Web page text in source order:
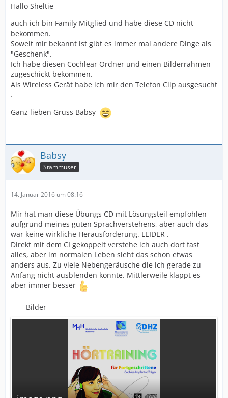
Hallo Sheltie
auch ich bin Family Mitglied und habe diese CD nicht
bekommen.
Soweit mir bekannt ist gibt es immer mal andere Dinge als
"Geschenk".
Ich habe diesen Cochlear Ordner und einen Bilderrahmen
zugeschickt bekommen.
Als Wireless Gerät habe ich mir den Telefon Clip ausgesucht
.
Ganz lieben Gruss Babsy
Babsy
Stammuser
14. Januar 2016 um 08:16
Mir hat man diese Übungs CD mit Lösungsteil empfohlen
aufgrund meines guten Sprachverstehens, aber auch das
war keine wirkliche Herausforderung. LEIDER .
Direkt mit dem CI gekoppelt verstehe ich auch dort fast
alles, aber im normalen Leben sieht das schon etwas
anders aus. Zu viele Nebengeräusche die ich gerade zu
Anfang nicht ausblenden konnte. Mittlerweile klappt es
aber immer besser
Bilder